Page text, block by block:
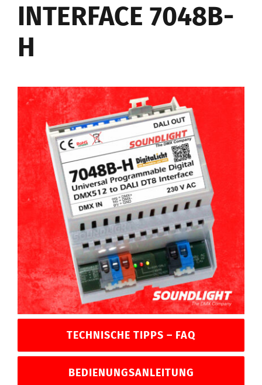
INTERFACE 7048B-
H
TECHNISCHE TIPPS – FAQ
BEDIENUNGSANLEITUNG